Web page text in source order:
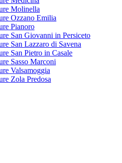
Molinella
Ozzano Emilia
Pianoro
San Giovanni in Persiceto
San Lazzaro di Savena
San Pietro in Casale
Sasso Marconi
Valsamoggia
Zola Predosa